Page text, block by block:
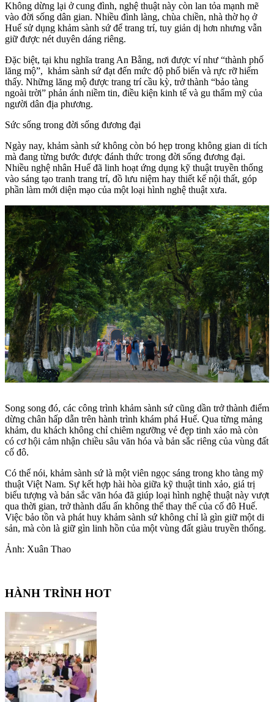
Không dừng lại ở cung đình, nghệ thuật này còn lan tỏa mạnh mẽ
vào đời sống dân gian. Nhiều đình làng, chùa chiền, nhà thờ họ ở
Huế sử dụng khảm sành sứ để trang trí, tuy giản dị hơn nhưng vẫn
giữ được nét duyên dáng riêng.
Đặc biệt, tại khu nghĩa trang An Bằng, nơi được ví như “thành phố
lăng mộ”, khảm sành sứ đạt đến mức độ phổ biến và rực rỡ hiếm
thấy. Những lăng mộ được trang trí cầu kỳ, trở thành “bảo tàng
ngoài trời” phản ánh niềm tin, điều kiện kinh tế và gu thẩm mỹ của
người dân địa phương.
Sức sống trong đời sống đương đại
Ngày nay, khảm sành sứ không còn bó hẹp trong không gian di tích
mà đang từng bước được đánh thức trong đời sống đương đại.
Nhiều nghệ nhân Huế đã linh hoạt ứng dụng kỹ thuật truyền thống
vào sáng tạo tranh trang trí, đồ lưu niệm hay thiết kế nội thất, góp
phần làm mới diện mạo của một loại hình nghệ thuật xưa.
Song song đó, các công trình khảm sành sứ cũng dần trở thành điểm
dừng chân hấp dẫn trên hành trình khám phá Huế. Qua từng mảng
khảm, du khách không chỉ chiêm ngưỡng vẻ đẹp tinh xảo mà còn
có cơ hội cảm nhận chiều sâu văn hóa và bản sắc riêng của vùng đất
cố đô.
Có thể nói, khảm sành sứ là một viên ngọc sáng trong kho tàng mỹ
thuật Việt Nam. Sự kết hợp hài hòa giữa kỹ thuật tinh xảo, giá trị
biểu tượng và bản sắc văn hóa đã giúp loại hình nghệ thuật này vượt
qua thời gian, trở thành dấu ấn không thể thay thế của cố đô Huế.
Việc bảo tồn và phát huy khảm sành sứ không chỉ là gìn giữ một di
sản, mà còn là giữ gìn linh hồn của một vùng đất giàu truyền thống.
Ảnh: Xuân Thao
HÀNH TRÌNH HOT